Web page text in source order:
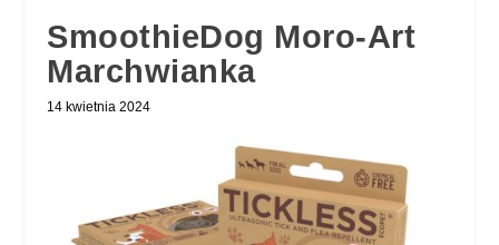
SmoothieDog Moro-Art
Marchwianka
14 kwietnia 2024